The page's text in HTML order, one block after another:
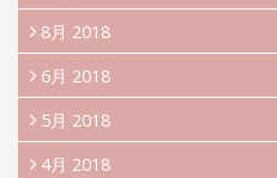
8月 2018
6月 2018
5月 2018
4月 2018